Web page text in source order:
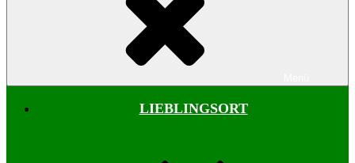
LIEBLINGSORT